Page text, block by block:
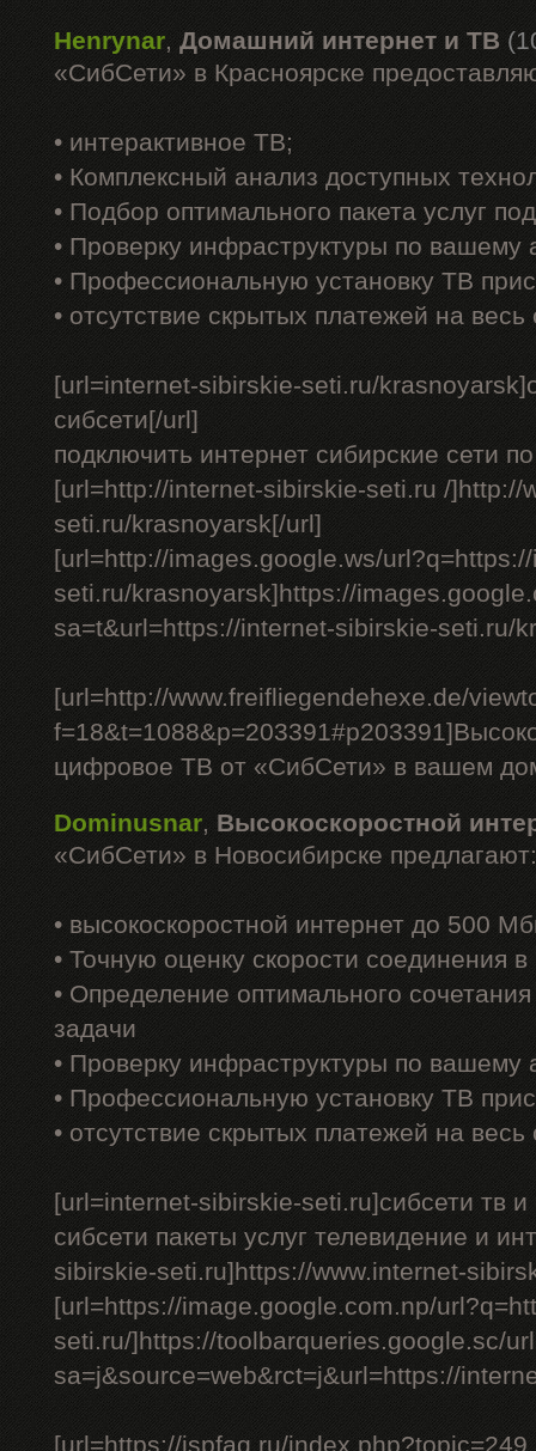
Henrynar,Домашний интернет и ТВ
«СибСети» в Красноярске
• интерактивное ТВ;
• Комплексный анализ доступных
• Подбор оптимального пакета услуг
• Проверку инфраструктуры по вашему
• Профессиональную установку ТВ
• отсутствие скрытых платежей на
[url=internet-sibirskie-seti.ru/
сибсети[/url]
подключить интернет сибирские сети
[url=http://internet-sibirskie-seti.ru /]http://
seti.ru/krasnoyarsk[/url]
[url=http://images.google.ws/
seti.ru/krasnoyarsk]https://
sa=t&url=https://internet-sibirskie-seti.ru/
[url=http://www.freifliegendehexe.de/
цифровое ТВ от «СибСети» в вашем
Dominusnar, Высокоскоростной
«СибСети» в Новосибирске предлагают:
• высокоскоростной интернет до 500
• Точную оценку скорости соединения
• Определение оптимального
задачи
• Проверку инфраструктуры по вашему
• Профессиональную установку ТВ
• отсутствие скрытых платежей на
[url=internet-sibirskie-seti.ru]сибсети тв
сибсети пакеты услуг телевидение и
sibirskie-seti.ru]https://www.internet-
[url=https://image.google.com.np/
seti.ru/]https://toolbarqueries.google.sc/
sa=j&source=web&rct=j&url=https://
[url=https://ispfaq.ru/